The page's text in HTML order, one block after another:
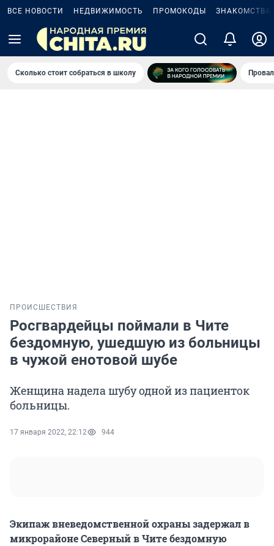
ВСЕ НОВОСТИ НЕДВИЖИМОСТЬ ПРОМОКОДЫ ЗНАКОМСТВА
Сколько стоит собраться в школу
ПРОИСШЕСТВИЯ
Росгвардейцы поймали в Чите
бездомную, ушедшую из больницы
в чужой енотовой шубе
Женщина надела шубу одной из пациенток
больницы.
17 января 2022, 22:12 944
Экипаж вневедомственной охраны задержал в
микрорайоне Северный в Чите бездомную